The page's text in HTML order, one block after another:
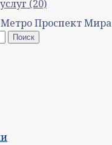
(20)
Проспект Мира